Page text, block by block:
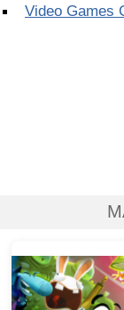
Video Games